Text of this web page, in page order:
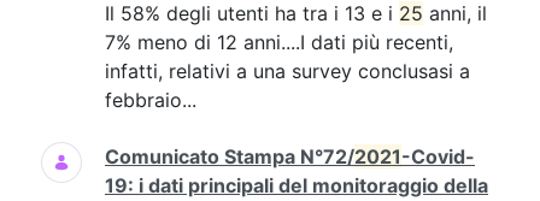
Il 58% degli utenti ha tra i 13 e i 25 anni, il
7% meno di 12 anni....I dati più recenti,
infatti, relativi a una survey conclusasi a
febbraio...
Comunicato Stampa N°72/2021-Covid-
19: i dati principali del monitoraggio della